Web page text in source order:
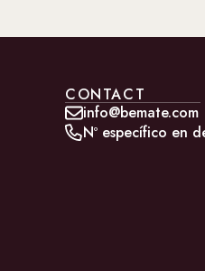
CONTACT
info@bemate.com
Nº específico en